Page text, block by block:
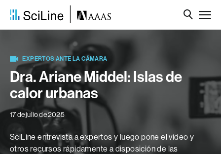
EXPERTOS ANTE LA CÁMARA
Dra. Ariane Middel: Islas de
calor urbanas
17 de julio de 2025
SciLine entrevista a expertos y luego pone el video y
otros recursos rápidamente a disposición de las